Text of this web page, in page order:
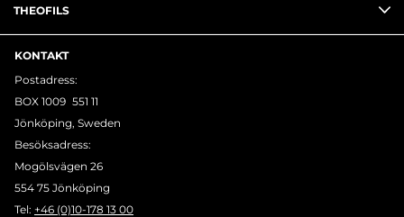
THEOFILS
KONTAKT
Postadress:
BOX 1009 551 11
Jönköping, Sweden
Besöksadress:
Mogölsvägen 26
554 75 Jönköping
Tel: +46 (0)10-178 13 00